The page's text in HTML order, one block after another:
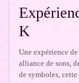
K
Une expérience
alliance de sons,
de symboles,